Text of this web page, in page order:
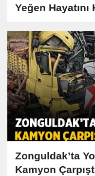
Yeğen Hayatını
Zonguldak’ta
Kamyon